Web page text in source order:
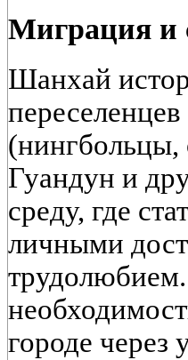
Миграция и
Шанхай
(нингбольцы,
Гуандун и
среду, где
личными
городе через